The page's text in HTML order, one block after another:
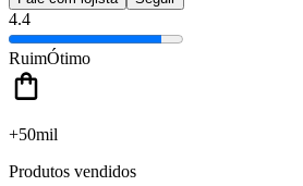
4.4
RuimÓtimo
+50mil
Produtos vendidos